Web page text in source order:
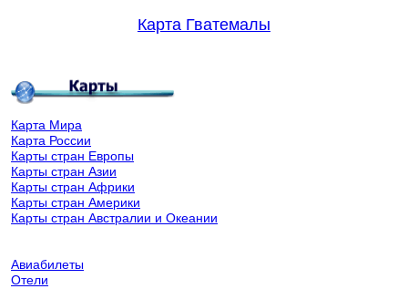
Карта Гватемалы
Карта Мира
Карта России
Карты стран Европы
Карты стран Азии
Карты стран Африки
Карты стран Америки
Карты стран Австралии и Океании
Авиабилеты
Отели